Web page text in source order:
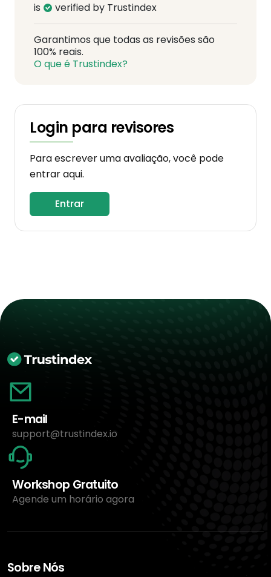
is verified by Trustindex
Garantimos que todas as revisões são
100% reais.
O que é Trustindex?
Login para revisores
Para escrever uma avaliação, você pode
entrar aqui.
Entrar
E-mail
support@trustindex.io
Workshop Gratuito
Agende um horário agora
Sobre Nós